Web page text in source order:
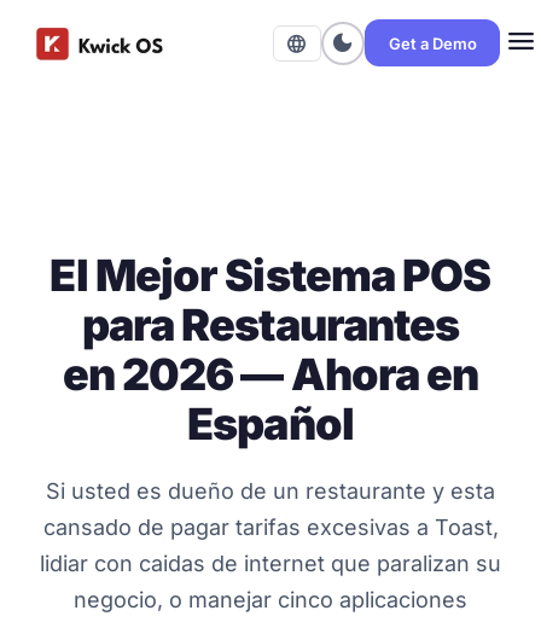
language dark_mode Get a Demo menu
El Mejor Sistema POS
para Restaurantes
en 2026 — Ahora en
Español
Si usted es dueño de un restaurante y esta
cansado de pagar tarifas excesivas a Toast,
lidiar con caidas de internet que paralizan su
negocio, o manejar cinco aplicaciones